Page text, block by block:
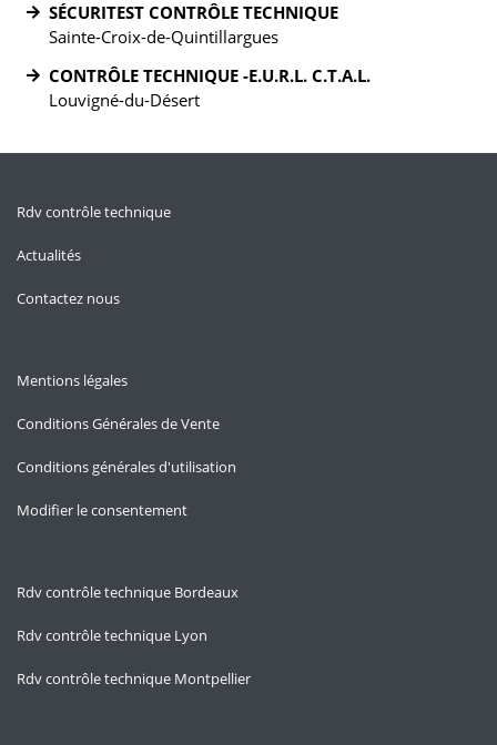
SÉCURITEST CONTRÔLE TECHNIQUE
Sainte-Croix-de-Quintillargues
CONTRÔLE TECHNIQUE -E.U.R.L. C.T.A.L.
Louvigné-du-Désert
Rdv contrôle technique
Actualités
Contactez nous
Mentions légales
Conditions Générales de Vente
Conditions générales d'utilisation
Modifier le consentement
Rdv contrôle technique Bordeaux
Rdv contrôle technique Lyon
Rdv contrôle technique Montpellier